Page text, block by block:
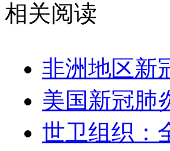
相关阅读
非洲地区新
美国新冠肺
世卫组织：